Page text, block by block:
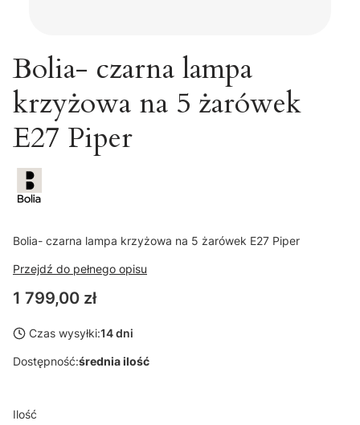
Bolia- czarna lampa
krzyżowa na 5 żarówek
E27 Piper
Bolia- czarna lampa krzyżowa na 5 żarówek E27 Piper
Przejdź do pełnego opisu
Cena
1 799,00 zł
Czas wysyłki:14 dni
Dostępność:średnia ilość
Ilość